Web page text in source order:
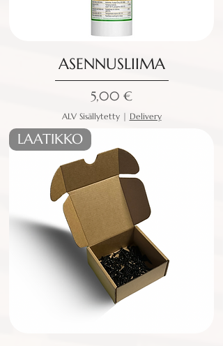
ASENNUSLIIMA
Hinta
5,00 €
ALV Sisällytetty| Delivery
LAATIKKO